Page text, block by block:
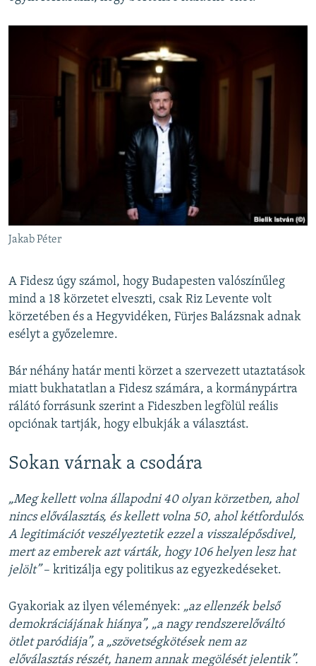
Jakab Péter
A Fidesz úgy számol, hogy Budapesten valószínűleg
mind a 18 körzetet elveszti, csak Riz Levente volt
körzetében és a Hegyvidéken, Fürjes Balázsnak adnak
esélyt a győzelemre.
Bár néhány határ menti körzet a szervezett utaztatások
miatt bukhatatlan a Fidesz számára, a kormánypártra
rálátó forrásunk szerint a Fideszben legfölül reális
opciónak tartják, hogy elbukják a választást.
Sokan várnak a csodára
„Meg kellett volna állapodni 40 olyan körzetben, ahol
nincs előválasztás, és kellett volna 50, ahol kétfordulós.
A legitimációt veszélyeztetik ezzel a visszalépősdivel,
mert az emberek azt várták, hogy 106 helyen lesz hat
jelölt”– kritizálja egy politikus az egyezkedéseket.
Gyakoriak az ilyen vélemények: „az ellenzék belső
demokráciájának hiánya”, „a nagy rendszerelőváltó
ötlet paródiája”, a „szövetségkötések nem az
előválasztás részét, hanem annak megölését jelentik”.